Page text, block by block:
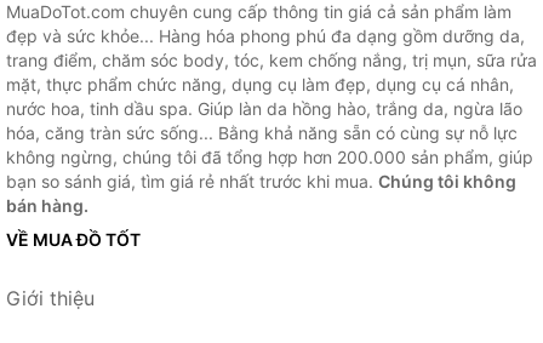
MuaDoTot.com chuyên cung cấp thông tin giá cả sản phẩm làm
đẹp và sức khỏe... Hàng hóa phong phú đa dạng gồm dưỡng da,
trang điểm, chăm sóc body, tóc, kem chống nắng, trị mụn, sữa rửa
mặt, thực phẩm chức năng, dụng cụ làm đẹp, dụng cụ cá nhân,
nước hoa, tinh dầu spa. Giúp làn da hồng hào, trắng da, ngừa lão
hóa, căng tràn sức sống... Bằng khả năng sẵn có cùng sự nỗ lực
không ngừng, chúng tôi đã tổng hợp hơn 200.000 sản phẩm, giúp
bạn so sánh giá, tìm giá rẻ nhất trước khi mua. Chúng tôi không
bán hàng.
VỀ MUA ĐỒ TỐT
Giới thiệu